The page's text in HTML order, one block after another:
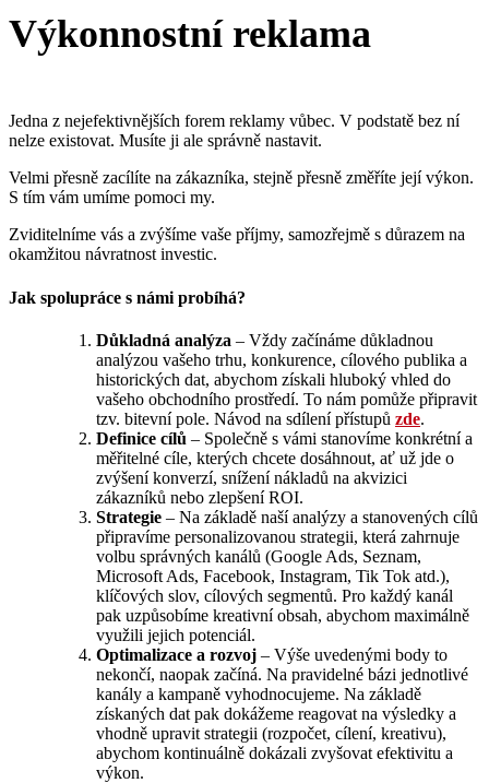
Výkonnostní reklama
Jedna z nejefektivnějších forem reklamy vůbec. V podstatě bez ní
nelze existovat. Musíte ji ale správně nastavit.
Velmi přesně zacílíte na zákazníka, stejně přesně změříte její výkon.
S tím vám umíme pomoci my.
Zviditelníme vás a zvýšíme vaše příjmy, samozřejmě s důrazem na
okamžitou návratnost investic.
Jak spolupráce s námi probíhá?
Důkladná analýza – Vždy začínáme důkladnou
analýzou vašeho trhu, konkurence, cílového publika a
historických dat, abychom získali hluboký vhled do
vašeho obchodního prostředí. To nám pomůže připravit
tzv. bitevní pole. Návod na sdílení přístupů zde.
Definice cílů – Společně s vámi stanovíme konkrétní a
měřitelné cíle, kterých chcete dosáhnout, ať už jde o
zvýšení konverzí, snížení nákladů na akvizici
zákazníků nebo zlepšení ROI.
Strategie – Na základě naší analýzy a stanovených cílů
připravíme personalizovanou strategii, která zahrnuje
volbu správných kanálů (Google Ads, Seznam,
Microsoft Ads, Facebook, Instagram, Tik Tok atd.),
klíčových slov, cílových segmentů. Pro každý kanál
pak uzpůsobíme kreativní obsah, abychom maximálně
využili jejich potenciál.
Optimalizace a rozvoj – Výše uvedenými body to
nekončí, naopak začíná. Na pravidelné bázi jednotlivé
kanály a kampaně vyhodnocujeme. Na základě
získaných dat pak dokážeme reagovat na výsledky a
vhodně upravit strategii (rozpočet, cílení, kreativu),
abychom kontinuálně dokázali zvyšovat efektivitu a
výkon.